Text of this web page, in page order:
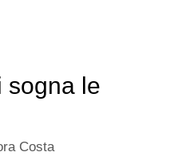
sogna le
Costa